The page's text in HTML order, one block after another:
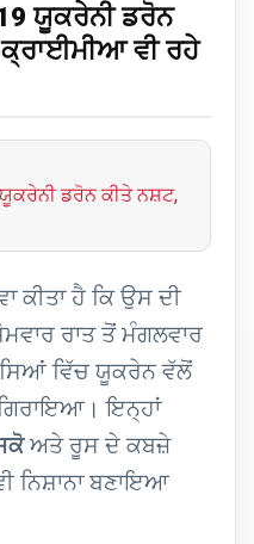
ਯੂਕਰੇਨੀ ਡਰੋਨ
ਵੀ ਰਹੇ
ਡਰੋਨ ਕੀਤੇ ਨਸ਼ਟ,
ਕੀਤਾ ਹੈ ਕਿ ਉਸ ਦੀ
ਰਾਤ ਤੋਂ ਮੰਗਲਵਾਰ
ਵਿੱਚ ਯੂਕਰੇਨ ਵੱਲੋਂ
ਇਨ੍ਹਾਂ
ਅਤੇ ਰੂਸ ਦੇ ਕਬਜ਼ੇ
ਨਿਸ਼ਾਨਾ ਬਣਾਇਆ